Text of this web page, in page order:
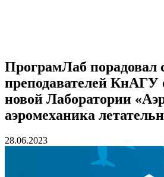
ПрограмЛаб порадовал
преподавателей
новой Лаборатории
аэромеханика
28.06.2023